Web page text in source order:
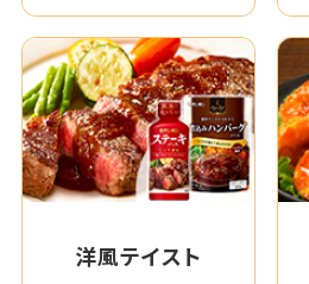
洋風テイスト